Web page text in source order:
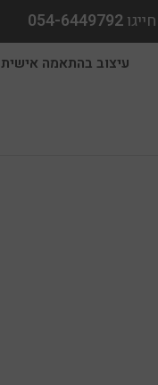
054-6449792
עיצוב בהתאמה אישית